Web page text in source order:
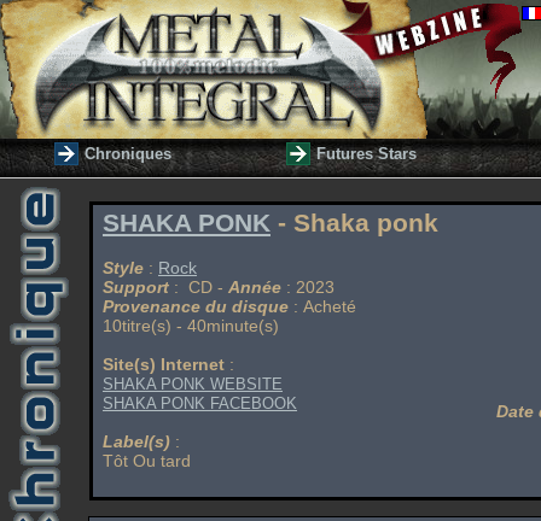
Chroniques Futures Stars
SHAKA PONK - Shaka ponk
Style : Rock
Support : CD - Année : 2023
Provenance du disque : Acheté
10titre(s) - 40minute(s)
Site(s) Internet :
SHAKA PONK WEBSITE
SHAKA PONK FACEBOOK
Label(s) :
Tôt Ou tard
Date